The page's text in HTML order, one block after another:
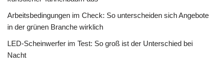
Arbeitsbedingungen im Check: So unterscheiden sich Angebote
in der grünen Branche wirklich
LED-Scheinwerfer im Test: So groß ist der Unterschied bei
Nacht